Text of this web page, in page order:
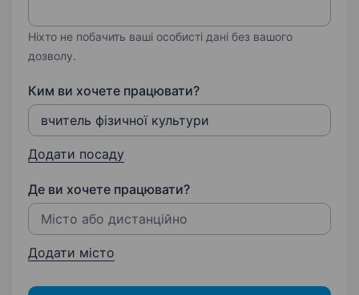
Ніхто не побачить ваші особисті дані без вашого
дозволу.
Ким ви хочете працювати?
Додати посаду
Де ви хочете працювати?
Додати місто